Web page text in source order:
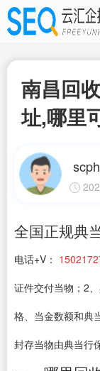
南昌回
址,哪里
全国正规典
电话+V：
证件交付当物；2
格、当金数额和典
封存当物由典当行